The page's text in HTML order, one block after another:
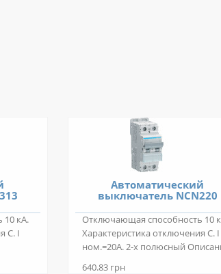
10 кА.
C. I
Автоматический
выключатель NCN220
Отключающая способность 10
Характеристика отключения C. I
ном.=20А. 2-х полюсный
640.83 грн